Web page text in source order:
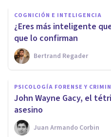
COGNICIÓN E INTELIGENCIA
​¿Eres más inteligente
que lo confirman
Bertrand Regader
PSICOLOGÍA FORENSE Y
​John Wayne Gacy, el
asesino
Juan Armando Corbin